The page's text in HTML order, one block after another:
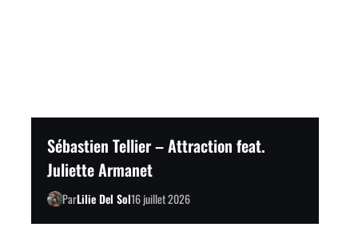
Sébastien Tellier – Attraction feat.
Juliette Armanet
ParLilie Del Sol16 juillet 2026